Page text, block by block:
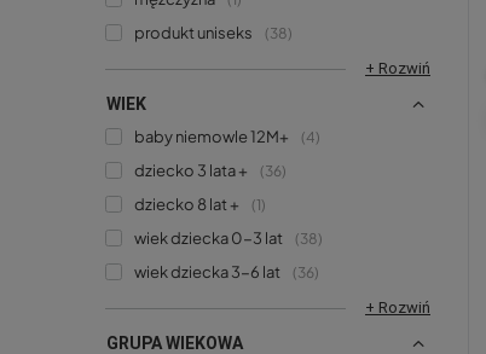
produkt uniseks
38
+ Rozwiń
WIEK
baby niemowle 12M+
4
dziecko 3 lata + 36
dziecko 8 lat + 1
wiek dziecka 0-3 lat 38
wiek dziecka 3-6 lat
36
+ Rozwiń
GRUPA WIEKOWA